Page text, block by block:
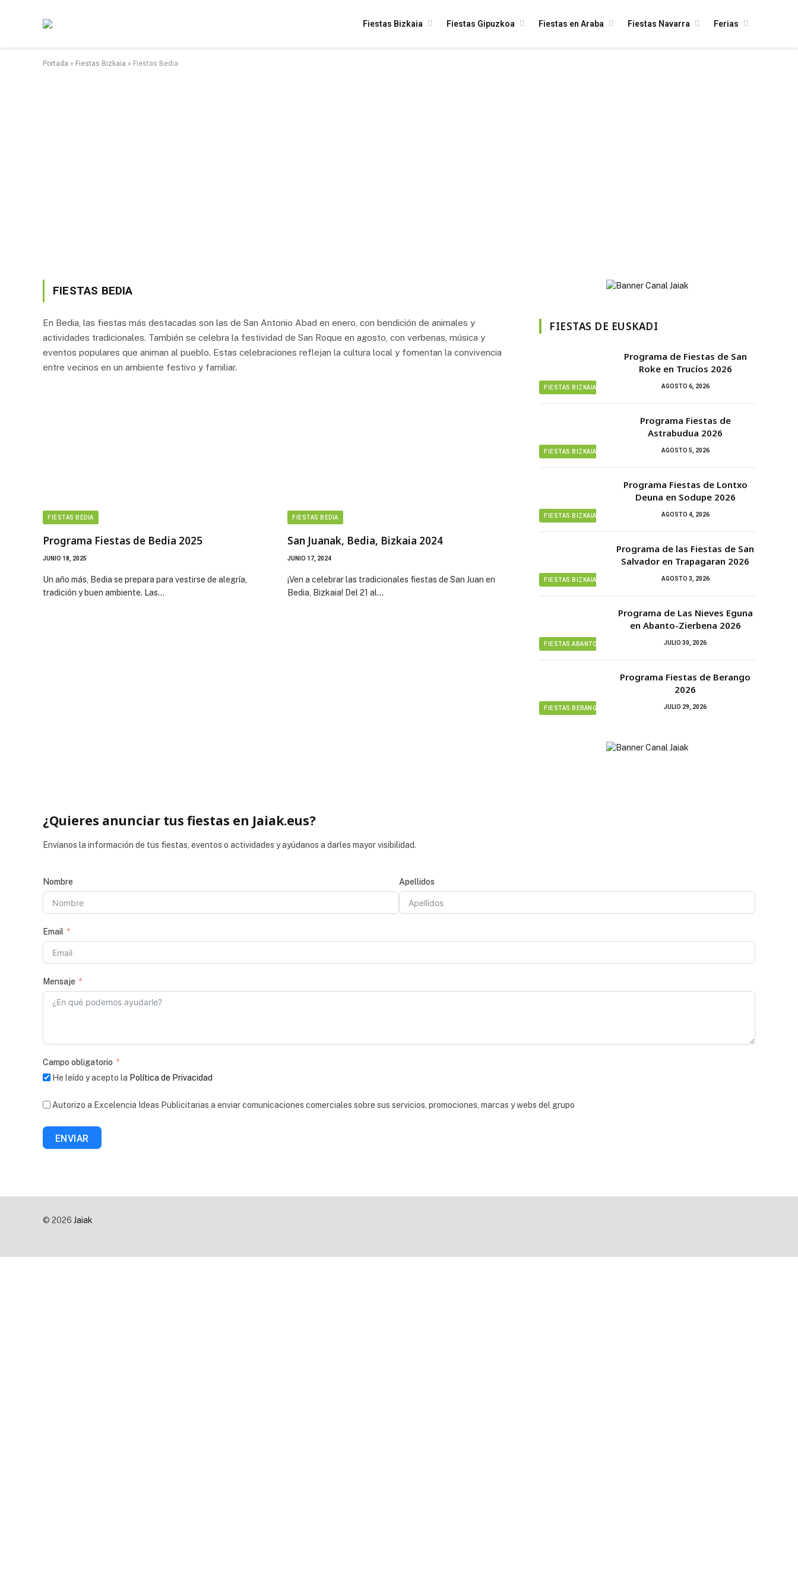
Fiestas Bizkaia Fiestas Gipuzkoa Fiestas en Araba Fiestas Navarra Ferias
Portada » Fiestas Bizkaia » Fiestas Bedia
FIESTAS BEDIA
En Bedia, las fiestas más destacadas son las de San Antonio Abad en enero, con bendición de animales y
actividades tradicionales. También se celebra la festividad de San Roque en agosto, con verbenas, música y
eventos populares que animan al pueblo. Estas celebraciones reflejan la cultura local y fomentan la convivencia
entre vecinos en un ambiente festivo y familiar.
FIESTAS BEDIA
Programa Fiestas de Bedia 2025
JUNIO 18, 2025
Un año más, Bedia se prepara para vestirse de alegría,
tradición y buen ambiente. Las…
FIESTAS BEDIA
San Juanak, Bedia, Bizkaia 2024
JUNIO 17, 2024
¡Ven a celebrar las tradicionales fiestas de San Juan en
Bedia, Bizkaia! Del 21 al…
FIESTAS DE EUSKADI
FIESTAS BIZKAIA
Programa de Fiestas de San
Roke en Trucíos 2026
AGOSTO 6, 2026
FIESTAS BIZKAIA
Programa Fiestas de
Astrabudua 2026
AGOSTO 5, 2026
FIESTAS BIZKAIA
Programa Fiestas de Lontxo
Deuna en Sodupe 2026
AGOSTO 4, 2026
FIESTAS BIZKAIA
Programa de las Fiestas de San
Salvador en Trapagaran 2026
AGOSTO 3, 2026
FIESTAS ABANTO ZIERBENA
Programa de Las Nieves Eguna
en Abanto-Zierbena 2026
JULIO 30, 2026
FIESTAS BERANGO
Programa Fiestas de Berango
2026
JULIO 29, 2026
¿Quieres anunciar tus fiestas en Jaiak.eus?
Envíanos la información de tus fiestas, eventos o actividades y ayúdanos a darles mayor visibilidad.
Nombre Apellidos
Email
Mensaje
Campo obligatorio
He leído y acepto la Política de Privacidad
Autorizo a Excelencia Ideas Publicitarias a enviar comunicaciones comerciales sobre sus servicios, promociones, marcas y webs del grupo
ENVIAR
© 2026 Jaiak